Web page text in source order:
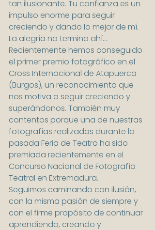
tan ilusionante. Tu confianza es un
impulso enorme para seguir
creciendo y dando lo mejor de mí.
La alegría no termina ahí…
Recientemente hemos conseguido
el primer premio fotográfico en el
Cross Internacional de Atapuerca
(Burgos), un reconocimiento que
nos motiva a seguir creciendo y
superándonos. También muy
contentos porque una de nuestras
fotografías realizadas durante la
pasada Feria de Teatro ha sido
premiada recientemente en el
Concurso Nacional de Fotografía
Teatral en Extremadura.
Seguimos caminando con ilusión,
con la misma pasión de siempre y
con el firme propósito de continuar
aprendiendo, creando y